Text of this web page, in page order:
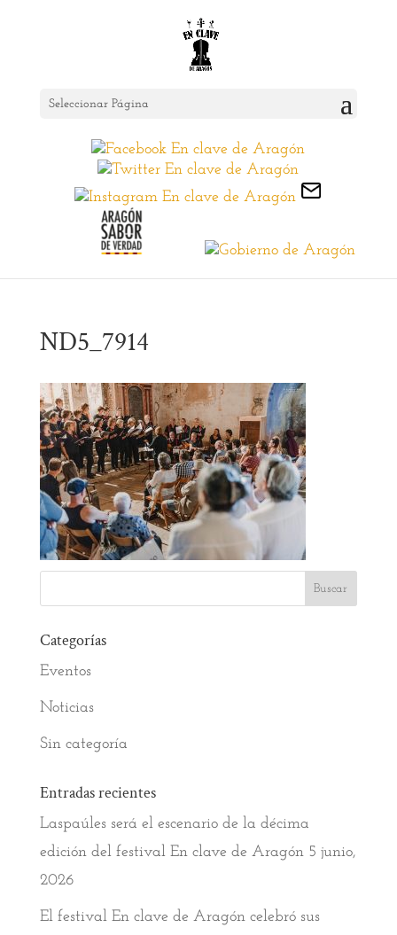
Seleccionar Página
ND5_7914
Categorías
Eventos
Noticias
Sin categoría
Entradas recientes
Laspaúles será el escenario de la décima
edición del festival En clave de Aragón 5 junio,
2026
El festival En clave de Aragón celebró sus